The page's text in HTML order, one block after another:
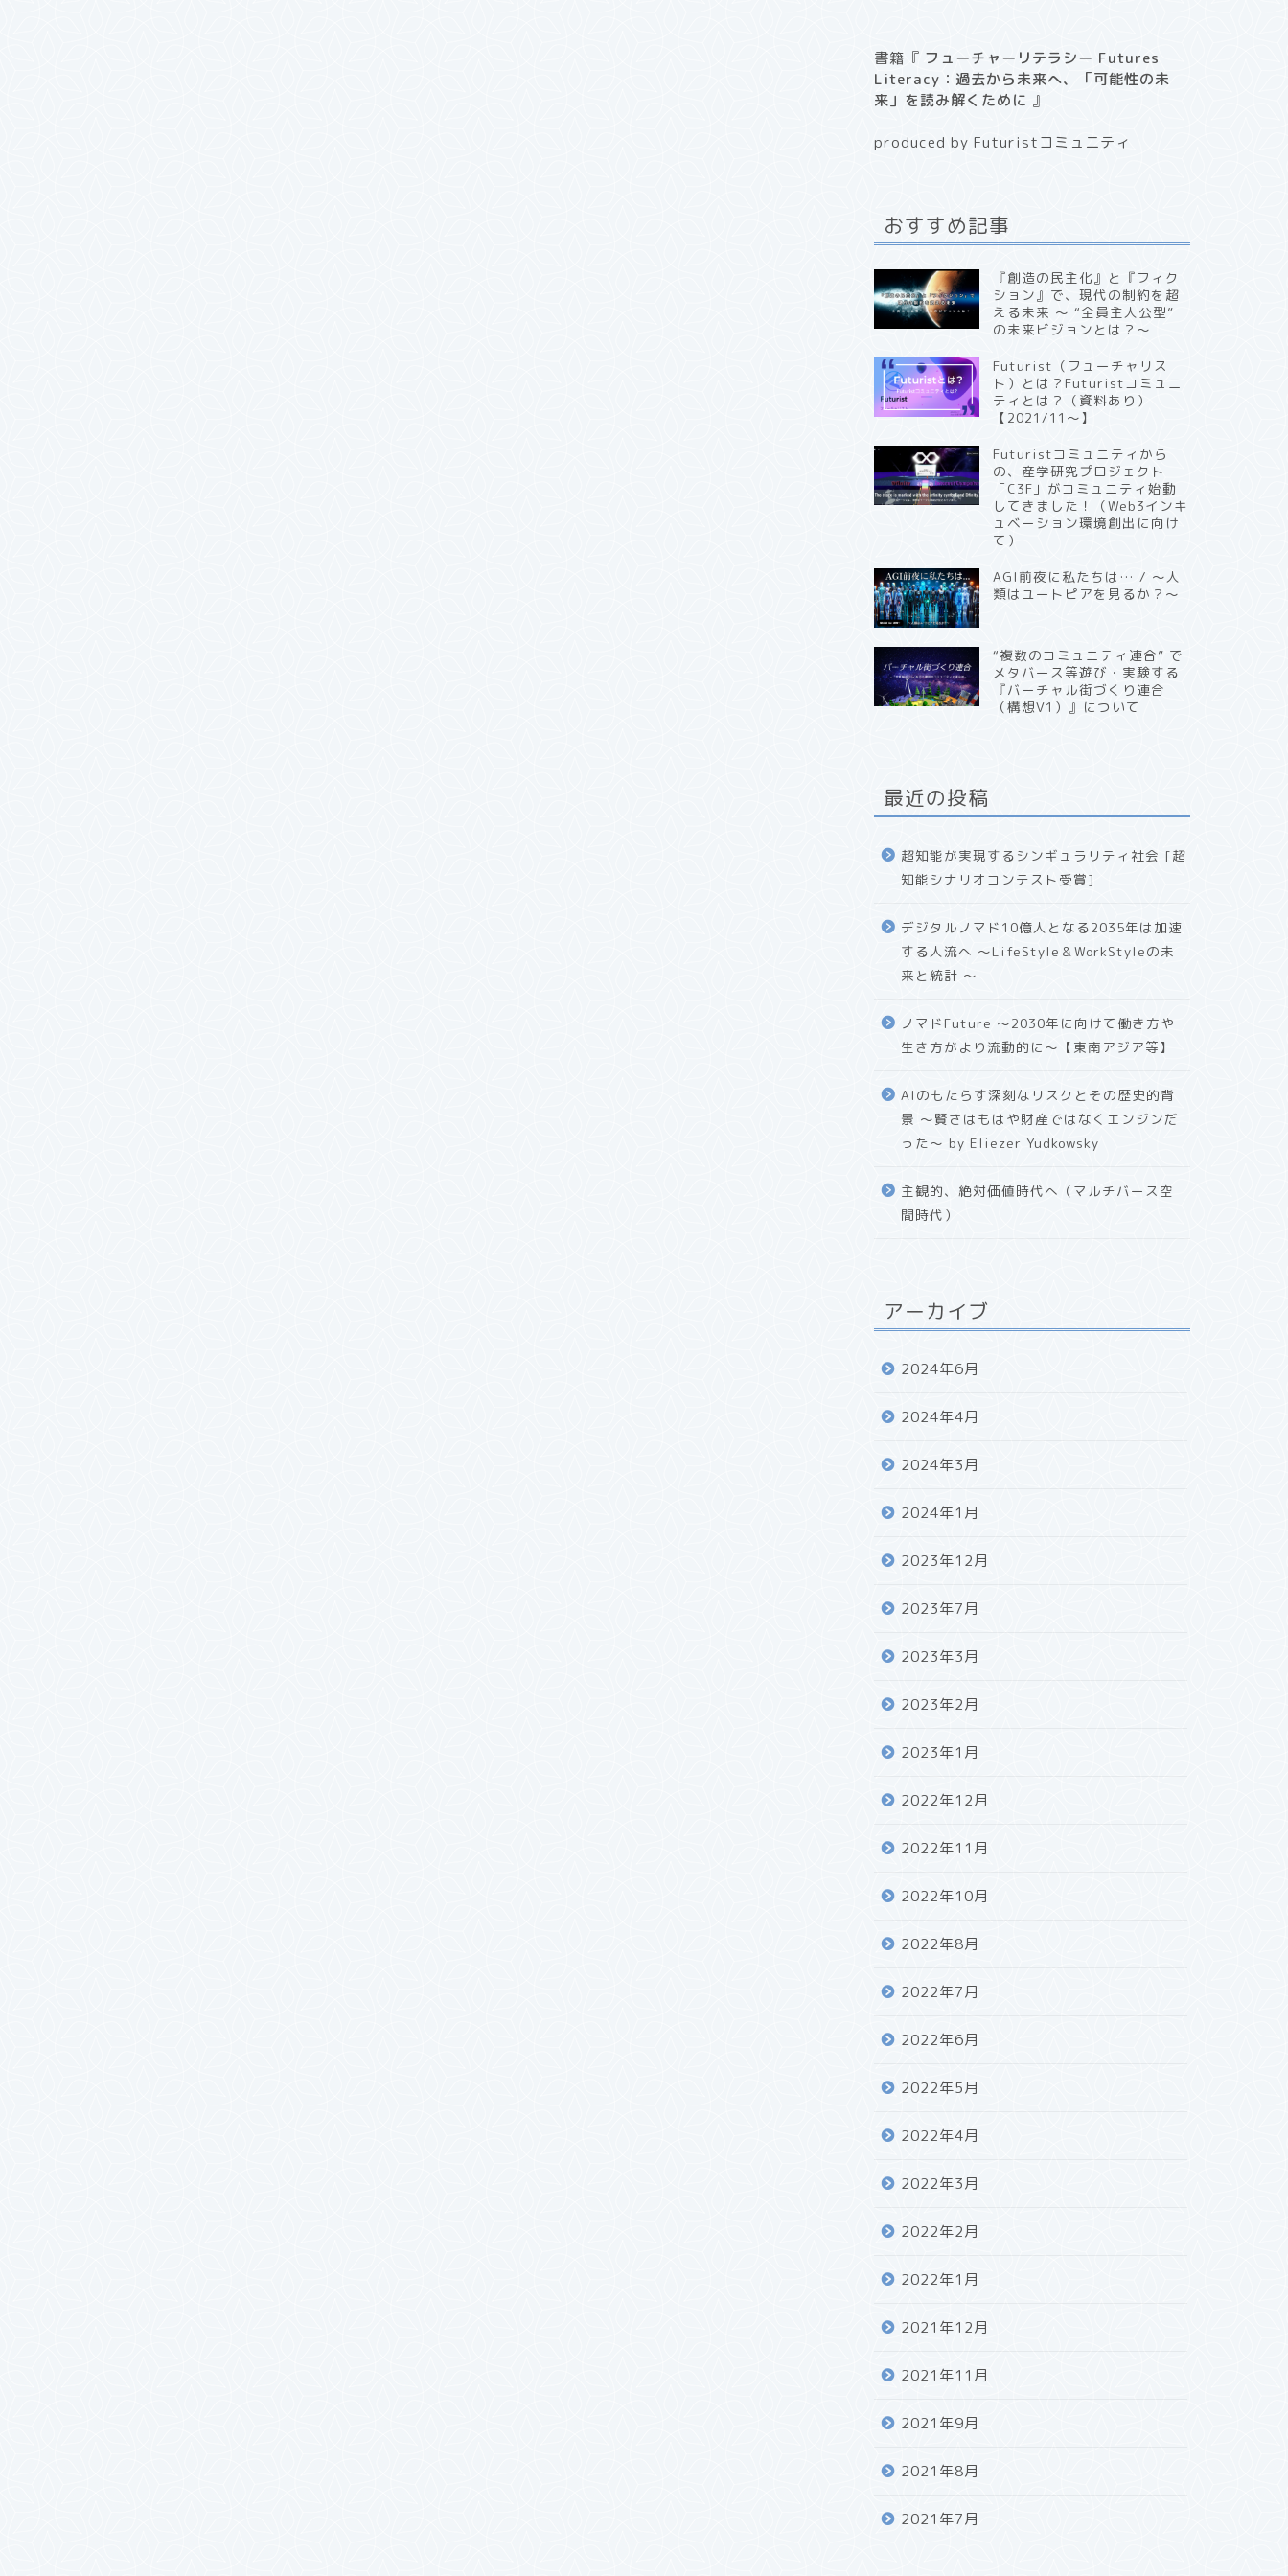
書籍『 フューチャーリテラシー Futures
Literacy：過去から未来へ、「可能性の未
来」を読み解くために 』
produced by Futuristコミュニティ
おすすめ記事
『創造の民主化』と『フィク
ション』で、現代の制約を超
える未来 〜 “全員主人公型”
の未来ビジョンとは？〜
Futurist（フューチャリス
ト）とは？Futuristコミュニ
ティとは？（資料あり）
【2021/11〜】
Futuristコミュニティから
の、産学研究プロジェクト
「C3F」がコミュニティ始動
してきました！（Web3インキ
ュベーション環境創出に向け
て）
AGI前夜に私たちは… / 〜人
類はユートピアを見るか？〜
“複数のコミュニティ連合” で
メタバース等遊び・実験する
『バーチャル街づくり連合
（構想V1）』について
最近の投稿
超知能が実現するシンギュラリティ社会 [超
知能シナリオコンテスト受賞]
デジタルノマド10億人となる2035年は加速
する人流へ 〜LifeStyle＆WorkStyleの未
来と統計 〜
ノマドFuture 〜2030年に向けて働き方や
生き方がより流動的に〜【東南アジア等】
AIのもたらす深刻なリスクとその歴史的背
景 〜賢さはもはや財産ではなくエンジンだ
った〜 by Eliezer Yudkowsky
主観的、絶対価値時代へ（マルチバース空
間時代）
アーカイブ
2024年6月
2024年4月
2024年3月
2024年1月
2023年12月
2023年7月
2023年3月
2023年2月
2023年1月
2022年12月
2022年11月
2022年10月
2022年8月
2022年7月
2022年6月
2022年5月
2022年4月
2022年3月
2022年2月
2022年1月
2021年12月
2021年11月
2021年9月
2021年8月
2021年7月